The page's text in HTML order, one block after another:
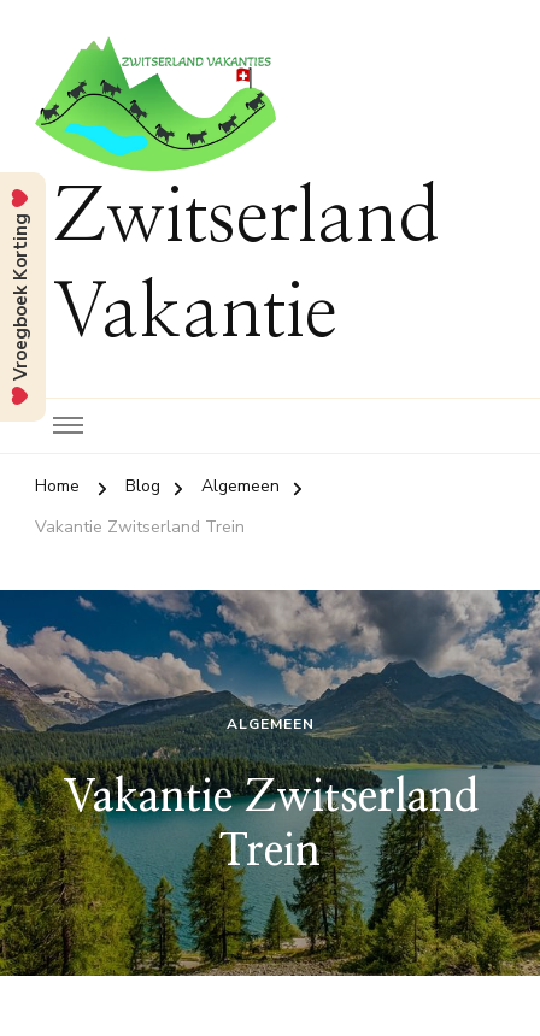
Zwitserland
Vakantie
Home Blog
Algemeen
Vakantie Zwitserland Trein
ALGEMEEN
Vakantie Zwitserland
Trein
Vroegboek Korting